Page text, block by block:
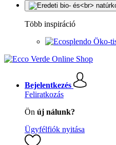
Több inspiráció
Öko-
Bejelentkezés
Feliratkozás
Ön új nálunk?
Ügyfélfiók nyitása